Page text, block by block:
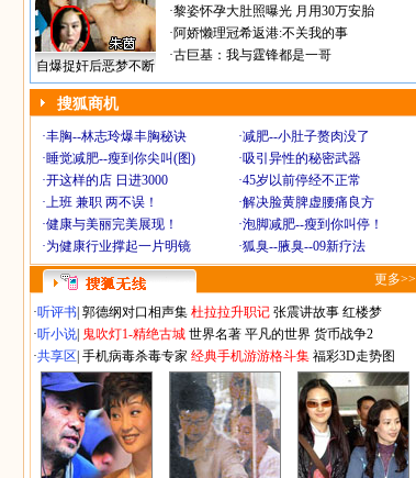
自爆捉奸后恶梦不断
·黎姿怀孕大肚照曝光 月用30万安胎
·阿娇懒理冠希返港:不关我的事
·古巨基：我与霆锋都是一哥
搜狐商机
·丰胸--林志玲爆丰胸秘诀 ·减肥--小肚子赘肉没了
·睡觉减肥--瘦到你尖叫(图) ·吸引异性的秘密武器
·开这样的店 日进3000 ·45岁以前停经不正常
·上班 兼职 两不误！ ·解决脸黄脾虚腰痛良方
·健康与美丽完美展现！ ·泡脚减肥--瘦到你叫停！
·为健康行业撑起一片明镜 ·狐臭--腋臭--09新疗法
更多>>
·听评书 郭德纲对口相声集 杜拉拉升职记 张震讲故事 红楼梦
·听小说 鬼吹灯1-精绝古城 世界名著 平凡的世界 货币战争2
·共享区 手机病毒杀毒专家 经典手机游游格斗集 福彩3D走势图